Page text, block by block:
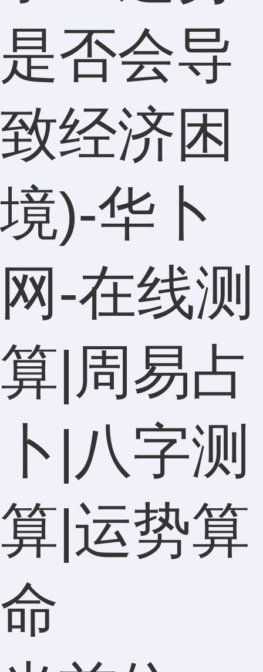
是否会导
致经济困
境)-华卜
网-在线测
算|周易占
卜|八字测
算|运势算
命